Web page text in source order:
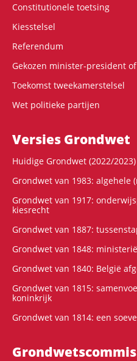
Constitutionele toetsing
Kiesstelsel
Referendum
Gekozen minister-president
Toekomst tweekamerstelsel
Wet politieke partijen
Versies Grondwet
Huidige Grondwet (2022/2023)
Grondwet van 1983:
Grondwet van 1917:
kiesrecht
Grondwet van 1887:
Grondwet van 1848:
Grondwet van 1840: België
Grondwet van 1815:
koninkrijk
Grondwet van 1814: een